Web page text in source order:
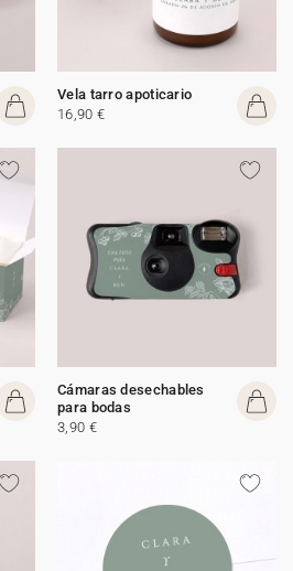
Vela tarro apoticario
16,90 €
Cámaras desechables
para bodas
3,90 €